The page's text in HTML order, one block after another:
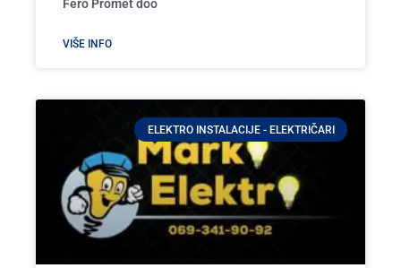
Fero Promet doo
VIŠE INFO
ELEKTRO INSTALACIJE - ELEKTRIČARI